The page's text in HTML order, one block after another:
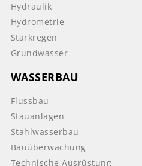
Hydraulik
Hydrometrie
Starkregen
Grundwasser
WASSERBAU
Flussbau
Stauanlagen
Stahlwasserbau
Bauüberwachung
Technische Ausrüstung